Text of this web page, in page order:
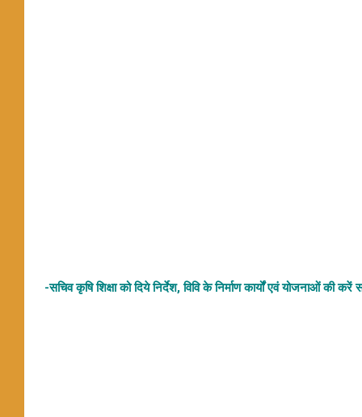
-सचिव कृषि शिक्षा को दिये निर्देश, विवि के निर्माण कार्यों एवं योजनाओं की करें